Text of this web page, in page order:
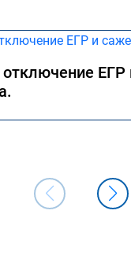
отключение ЕГР